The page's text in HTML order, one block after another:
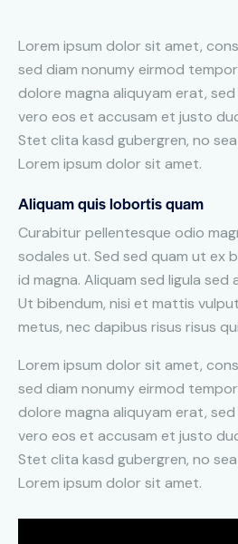
Lorem ipsum dolor sit amet,
sed diam nonumy eirmod
dolore magna aliquyam erat,
vero eos et accusam et justo
Stet clita kasd gubergren, no
Lorem ipsum dolor sit amet.
Aliquam quis lobortis quam
Curabitur pellentesque odio
sodales ut. Sed sed quam ut ex
id magna. Aliquam sed ligula
Ut bibendum, nisi et mattis
metus, nec dapibus risus risus
Lorem ipsum dolor sit amet,
sed diam nonumy eirmod
dolore magna aliquyam erat,
vero eos et accusam et justo
Stet clita kasd gubergren, no
Lorem ipsum dolor sit amet.